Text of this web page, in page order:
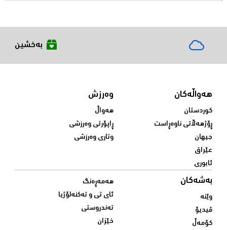
بەخشین
هەواڵەکان
کوردستان
ڕۆژهەڵاتی ناوەڕاست
جیهان
عێراق
ئابوری
وەرزش
هەواڵ
ڕاپۆرتی وەرزشی
وتاری وەرزشی
بەشەکان
وێنە
ڤیدیۆ
کۆمەڵ
هەمەڕەنگ
ئای تی و تەکنەلۆژیا
تەندروستی
خێزان